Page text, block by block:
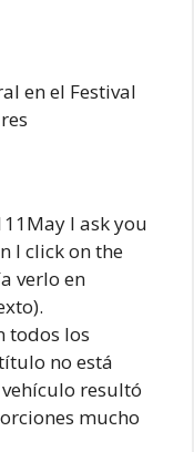
en el Festival
I ask you
I click on the
verlo en
todos los
no está
resultó
mucho